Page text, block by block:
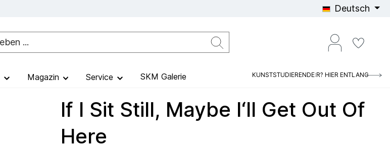
Deutsch
Magazin Service SKM Galerie KUNSTSTUDIERENDE:R? HIER ENTLANG
If I Sit Still, Maybe I‘ll Get Out Of
Here